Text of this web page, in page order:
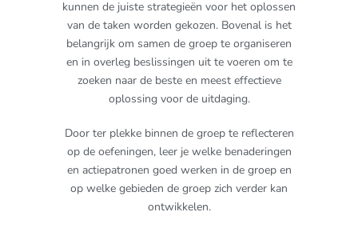
kunnen de juiste strategieën voor het oplossen
van de taken worden gekozen. Bovenal is het
belangrijk om samen de groep te organiseren
en in overleg beslissingen uit te voeren om te
zoeken naar de beste en meest effectieve
oplossing voor de uitdaging.
Door ter plekke binnen de groep te reflecteren
op de oefeningen, leer je welke benaderingen
en actiepatronen goed werken in de groep en
op welke gebieden de groep zich verder kan
ontwikkelen.